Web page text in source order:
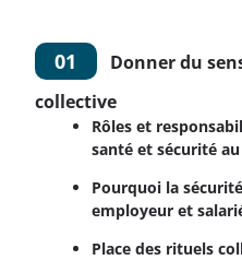
01
Donner du
collective
Rôles et
santé et sécurité
Pourquoi la
employeur et
Place des rituels